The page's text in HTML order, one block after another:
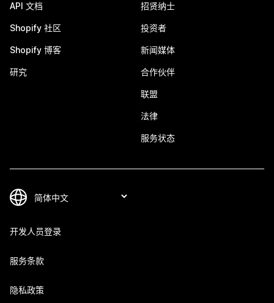
API 文档
Shopify 社区
Shopify 博客
研究
招贤纳士
投资者
新闻媒体
合作伙伴
联盟
法律
服务状态
开发人员登录
服务条款
隐私政策